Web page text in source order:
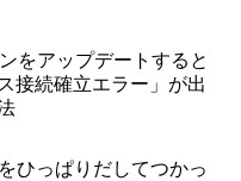
をアップデートすると
接続確立エラー」が出
ひっぱりだしてつかっ